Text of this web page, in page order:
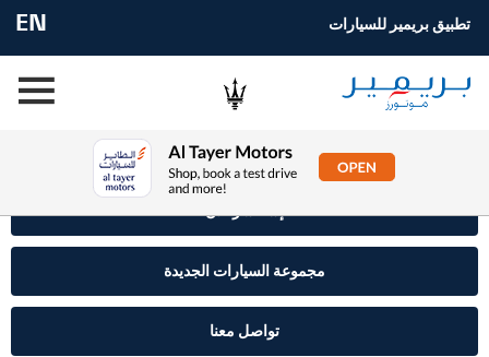
EN تطبيق بريمير للسيارات
إستفسر الآن
مجموعة السيارات الجديدة
تواصل معنا